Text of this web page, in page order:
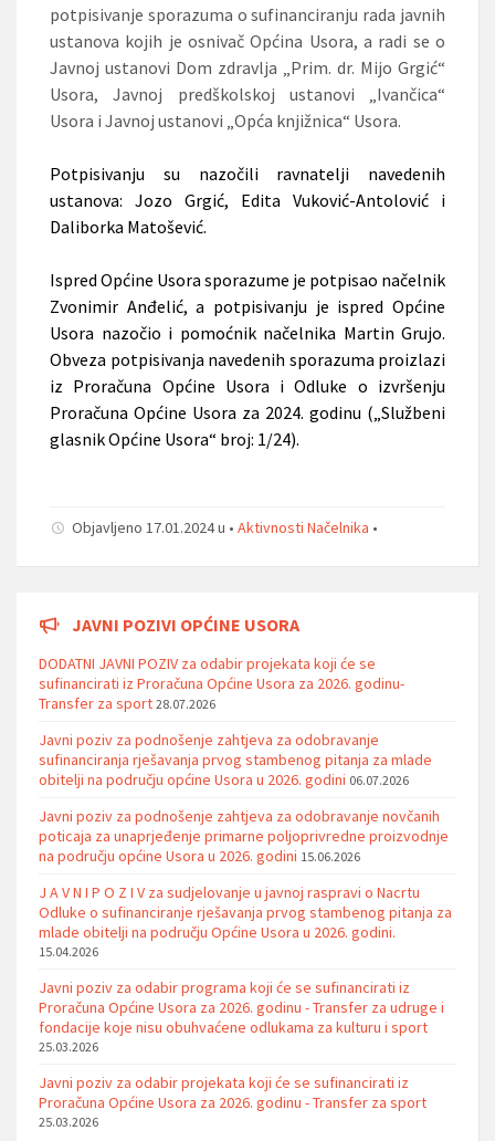
potpisivanje sporazuma o sufinanciranju rada javnih
ustanova kojih je osnivač Općina Usora, a radi se o
Javnoj ustanovi Dom zdravlja „Prim. dr. Mijo Grgić“
Usora, Javnoj predškolskoj ustanovi „Ivančica“
Usora i Javnoj ustanovi „Opća knjižnica“ Usora.
Potpisivanju su nazočili ravnatelji navedenih
ustanova: Jozo Grgić, Edita Vuković-Antolović i
Daliborka Matošević.
Ispred Općine Usora sporazume je potpisao načelnik
Zvonimir Anđelić, a potpisivanju je ispred Općine
Usora nazočio i pomoćnik načelnika Martin Grujo.
Obveza potpisivanja navedenih sporazuma proizlazi
iz Proračuna Općine Usora i Odluke o izvršenju
Proračuna Općine Usora za 2024. godinu („Službeni
glasnik Općine Usora“ broj: 1/24).
Objavljeno 17.01.2024 u • Aktivnosti Načelnika •
JAVNI POZIVI OPĆINE USORA
DODATNI JAVNI POZIV za odabir projekata koji će se
sufinancirati iz Proračuna Općine Usora za 2026. godinu-
Transfer za sport 28.07.2026
Javni poziv za podnošenje zahtjeva za odobravanje
sufinanciranja rješavanja prvog stambenog pitanja za mlade
obitelji na području općine Usora u 2026. godini 06.07.2026
Javni poziv za podnošenje zahtjeva za odobravanje novčanih
poticaja za unaprjeđenje primarne poljoprivredne proizvodnje
na području općine Usora u 2026. godini 15.06.2026
J A V N I P O Z I V za sudjelovanje u javnoj raspravi o Nacrtu
Odluke o sufinanciranje rješavanja prvog stambenog pitanja za
mlade obitelji na području Općine Usora u 2026. godini.
15.04.2026
Javni poziv za odabir programa koji će se sufinancirati iz
Proračuna Općine Usora za 2026. godinu - Transfer za udruge i
fondacije koje nisu obuhvaćene odlukama za kulturu i sport
25.03.2026
Javni poziv za odabir projekata koji će se sufinancirati iz
Proračuna Općine Usora za 2026. godinu - Transfer za sport
25.03.2026